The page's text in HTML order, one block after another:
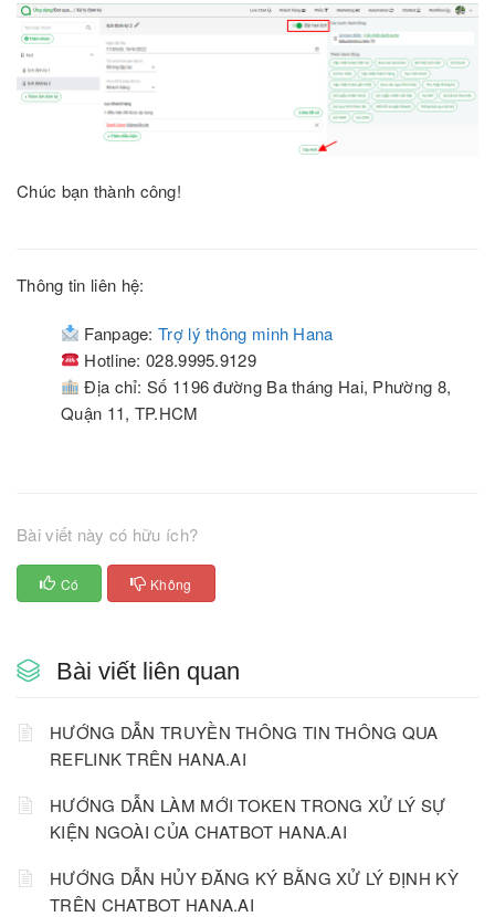
Chúc bạn thành công!
Thông tin liên hệ:
Fanpage:Trợ lý thông minh Hana
Hotline: 028.9995.9129
Địa chỉ: Số 1196 đường Ba tháng Hai, Phường 8,
Quận 11, TP.HCM
Bài viết này có hữu ích?
Có Không
Bài viết liên quan
HƯỚNG DẪN TRUYỀN THÔNG TIN THÔNG QUA
REFLINK TRÊN HANA.AI
HƯỚNG DẪN LÀM MỚI TOKEN TRONG XỬ LÝ SỰ
KIỆN NGOÀI CỦA CHATBOT HANA.AI
HƯỚNG DẪN HỦY ĐĂNG KÝ BẰNG XỬ LÝ ĐỊNH KỲ
TRÊN CHATBOT HANA.AI